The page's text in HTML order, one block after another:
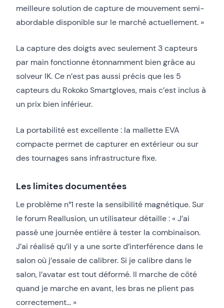
meilleure solution de capture de mouvement semi-
abordable disponible sur le marché actuellement. »
La capture des doigts avec seulement 3 capteurs
par main fonctionne étonnamment bien grâce au
solveur IK. Ce n’est pas aussi précis que les 5
capteurs du Rokoko Smartgloves, mais c’est inclus à
un prix bien inférieur.
La portabilité est excellente : la mallette EVA
compacte permet de capturer en extérieur ou sur
des tournages sans infrastructure fixe.
Les limites documentées
Le problème n°1 reste la sensibilité magnétique. Sur
le forum Reallusion, un utilisateur détaille : « J’ai
passé une journée entière à tester la combinaison.
J’ai réalisé qu’il y a une sorte d’interférence dans le
salon où j’essaie de calibrer. Si je calibre dans le
salon, l’avatar est tout déformé. Il marche de côté
quand je marche en avant, les bras ne plient pas
correctement… »